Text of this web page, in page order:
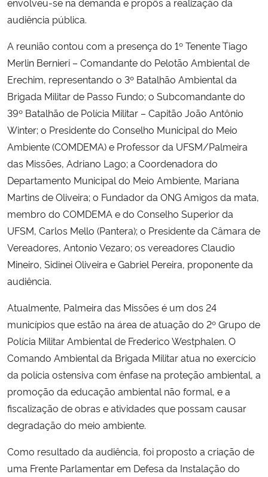
Banco Central do Brasil
Planalto
audiência pública.
A reunião contou com a presença do 1º Tenente Tiago
Merlin Bernieri – Comandante do Pelotão Ambiental de
Erechim, representando o 3º Batalhão Ambiental da
Brigada Militar de Passo Fundo; o Subcomandante do
39º Batalhão de Polícia Militar – Capitão João Antônio
Winter; o Presidente do Conselho Municipal do Meio
Ambiente (COMDEMA) e Professor da UFSM/Palmeira
das Missões, Adriano Lago; a Coordenadora do
Departamento Municipal do Meio Ambiente, Mariana
Martins de Oliveira; o Fundador da ONG Amigos da mata,
membro do COMDEMA e do Conselho Superior da
UFSM, Carlos Mello (Pantera); o Presidente da Câmara de
Vereadores, Antonio Vezaro; os vereadores Claudio
Mineiro, Sidinei Oliveira e Gabriel Pereira, proponente da
audiência.
Atualmente, Palmeira das Missões é um dos 24
municípios que estão na área de atuação do 2º Grupo de
Polícia Militar Ambiental de Frederico Westphalen. O
Comando Ambiental da Brigada Militar atua no exercício
da polícia ostensiva com ênfase na proteção ambiental, a
promoção da educação ambiental não formal, e a
fiscalização de obras e atividades que possam causar
degradação do meio ambiente.
Como resultado da audiência, foi proposto a criação de
uma Frente Parlamentar em Defesa da Instalação do